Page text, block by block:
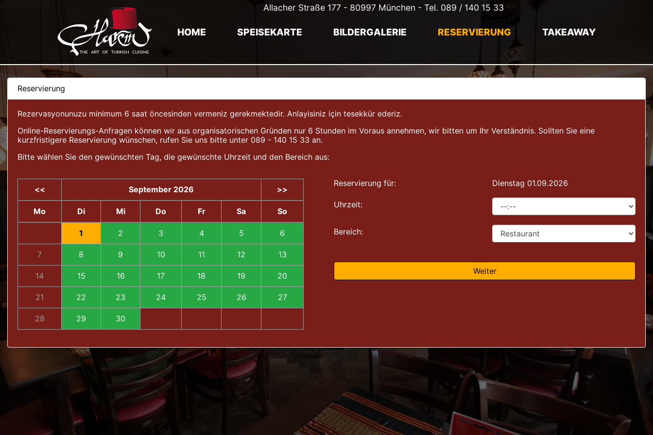
Allacher Straße 177 - 80997 München - Tel. 089 / 140 15 33
HOME SPEISEKARTE BILDERGALERIE RESERVIERUNG TAKEAWAY
Reservierung
Rezervasyonunuzu minimum 6 saat öncesinden vermeniz gerekmektedir. Anlayisiniz için tesekkür ederiz.
Online-Reservierungs-Anfragen können wir aus organisatorischen Gründen nur 6 Stunden im Voraus annehmen, wir bitten um Ihr Verständnis. Sollten Sie eine
kurzfristigere Reservierung wünschen, rufen Sie uns bitte unter 089 - 140 15 33 an.
Bitte wählen Sie den gewünschten Tag, die gewünschte Uhrzeit und den Bereich aus:
<< September 2026 >>
Mo Di Mi Do Fr Sa So
1 2 3 4 5 6
7 8 9 10 11 12 13
14 15 16 17 18 19 20
21 22 23 24 25 26 27
28 29 30
Reservierung für: Dienstag 01.09.2026
Uhrzeit:
Bereich:
Weiter